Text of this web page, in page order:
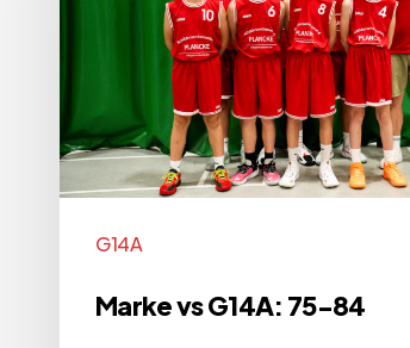
G14A
Marke vs G14A: 75-84